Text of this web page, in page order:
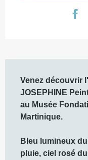
Venez découvrir
JOSEPHINE
au Musée
Martinique.
Bleu lumineux
pluie, ciel rosé